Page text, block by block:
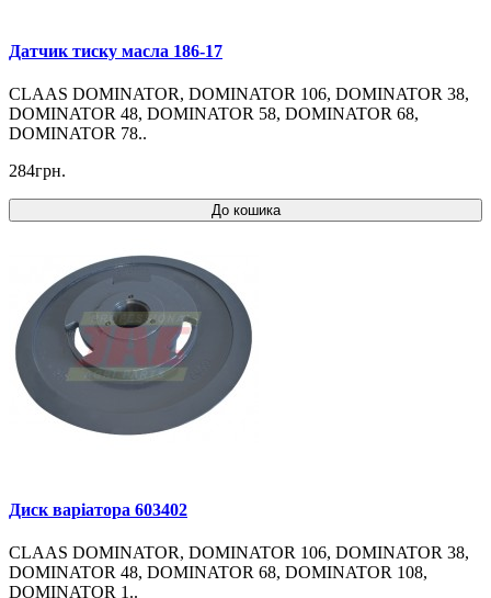
Датчик тиску масла 186-17
CLAAS DOMINATOR, DOMINATOR 106, DOMINATOR 38,
DOMINATOR 48, DOMINATOR 58, DOMINATOR 68,
DOMINATOR 78..
284грн.
До кошика
Диск варіатора 603402
CLAAS DOMINATOR, DOMINATOR 106, DOMINATOR 38,
DOMINATOR 48, DOMINATOR 68, DOMINATOR 108,
DOMINATOR 1..